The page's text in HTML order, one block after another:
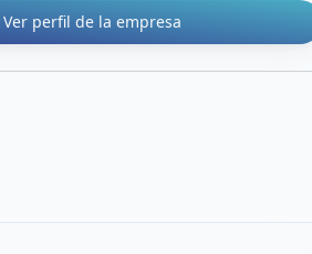
Ver perfil de la empresa